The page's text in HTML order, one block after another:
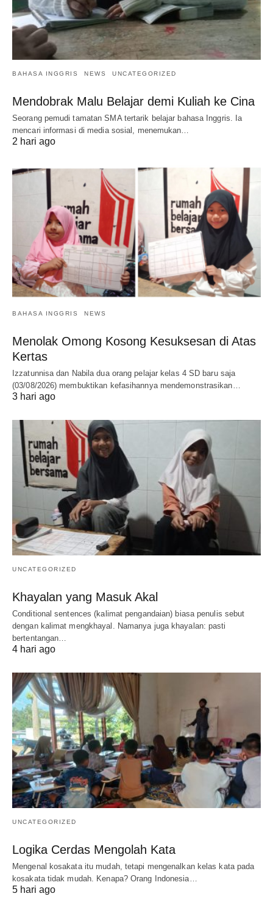
BAHASA INGGRIS NEWS UNCATEGORIZED
Mendobrak Malu Belajar demi Kuliah ke Cina
Seorang pemudi tamatan SMA tertarik belajar bahasa Inggris. Ia
mencari informasi di media sosial, menemukan…
2 hari ago
BAHASA INGGRIS NEWS
Menolak Omong Kosong Kesuksesan di Atas
Kertas
Izzatunnisa dan Nabila dua orang pelajar kelas 4 SD baru saja
(03/08/2026) membuktikan kefasihannya mendemonstrasikan…
3 hari ago
UNCATEGORIZED
Khayalan yang Masuk Akal
Conditional sentences (kalimat pengandaian) biasa penulis sebut
dengan kalimat mengkhayal. Namanya juga khayalan: pasti
bertentangan…
4 hari ago
UNCATEGORIZED
Logika Cerdas Mengolah Kata
Mengenal kosakata itu mudah, tetapi mengenalkan kelas kata pada
kosakata tidak mudah. Kenapa? Orang Indonesia…
5 hari ago